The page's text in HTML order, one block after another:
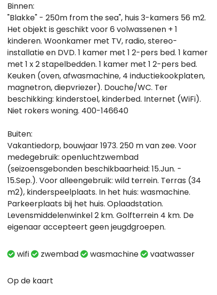
Binnen:
"Blakke" - 250m from the sea", huis 3-kamers 56 m2.
Het objekt is geschikt voor 6 volwassenen + 1
kinderen. Woonkamer met TV, radio, stereo-
installatie en DVD. 1 kamer met 1 2-pers bed. 1 kamer
met 1 x 2 stapelbedden. 1 kamer met 1 2-pers bed.
Keuken (oven, afwasmachine, 4 inductiekookplaten,
magnetron, diepvriezer). Douche/WC. Ter
beschikking: kinderstoel, kinderbed. Internet (WiFi).
Niet rokers woning. 400-146640
Buiten:
Vakantiedorp, bouwjaar 1973. 250 m van zee. Voor
medegebruik: openluchtzwembad
(seizoensgebonden beschikbaarheid: 15.Jun. -
15.Sep.). Voor alleengebruik: wild terrein. Terras (34
m2), kinderspeelplaats. In het huis: wasmachine.
Parkeerplaats bij het huis. Oplaadstation.
Levensmiddelenwinkel 2 km. Golfterrein 4 km. De
eigenaar accepteert geen jeugdgroepen.
wifi zwembad wasmachine vaatwasser
Op de kaart